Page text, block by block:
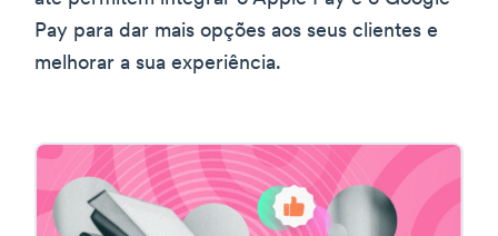
Pay para dar mais opções aos seus clientes e
melhorar a sua experiência.